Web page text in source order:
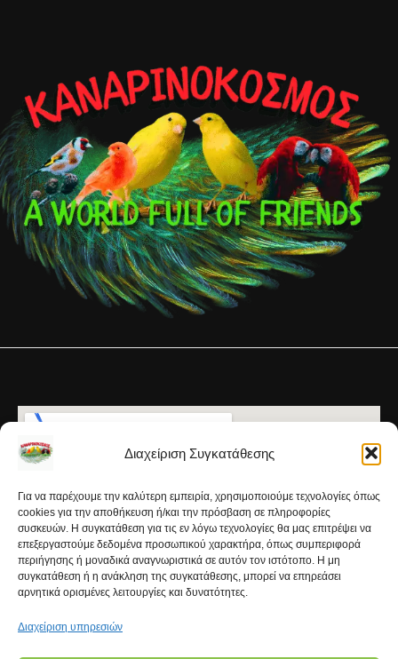
Διαχείριση Συγκατάθεσης
Για να παρέχουμε την καλύτερη εμπειρία, χρησιμοποιούμε τεχνολογίες όπως
cookies για την αποθήκευση ή/και την πρόσβαση σε πληροφορίες
συσκευών. Η συγκατάθεση για τις εν λόγω τεχνολογίες θα μας επιτρέψει να
επεξεργαστούμε δεδομένα προσωπικού χαρακτήρα, όπως συμπεριφορά
περιήγησης ή μοναδικά αναγνωριστικά σε αυτόν τον ιστότοπο. Η μη
συγκατάθεση ή η ανάκληση της συγκατάθεσης, μπορεί να επηρεάσει
αρνητικά ορισμένες λειτουργίες και δυνατότητες.
Διαχείριση υπηρεσιών